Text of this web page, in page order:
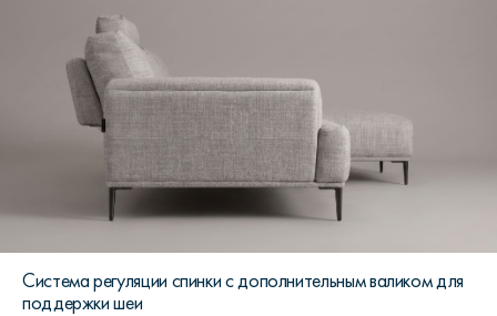
Система регуляции спинки с дополнительным валиком для
поддержки шеи